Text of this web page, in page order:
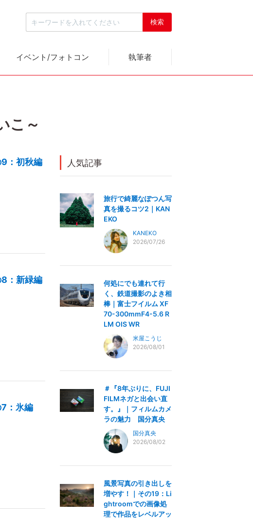
イベント/フォトコン 執筆者
こ～
：初秋編
：新緑編
：氷編
人気記事
旅行で綺麗なぽつん写
真を撮るコツ2｜KAN
EKO
KANEKO
2026/07/26
何処にでも連れて行
く、鉄道撮影のよき相
棒｜富士フイルム XF
70-300mmF4-5.6 R
LM OIS WR
米屋こうじ
2026/08/01
＃『8年ぶりに、FUJI
FILMネガと出会い直
す。』｜フィルムカメ
ラの魅力 国分真央
国分真央
2026/08/02
風景写真の引き出しを
増やす！｜その19：Li
ghtroomでの画像処
理で作品をレベルアッ